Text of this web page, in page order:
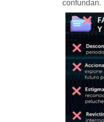
confundan.